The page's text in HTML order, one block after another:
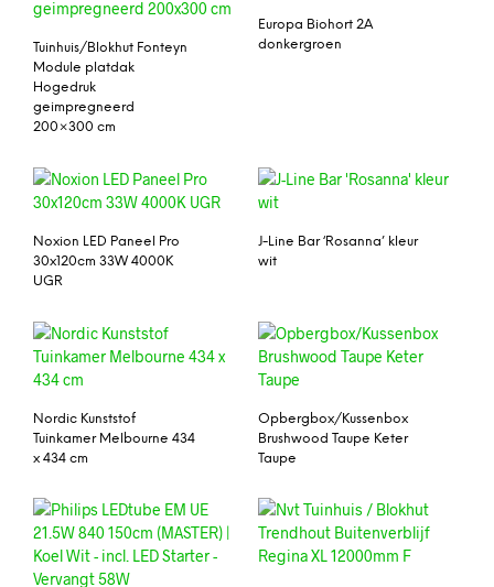
Tuinhuis/Blokhut Fonteyn
Module platdak
Hogedruk
geimpregneerd
200×300 cm
Europa Biohort 2A
donkergroen
Noxion LED Paneel Pro
30x120cm 33W 4000K
UGR
J-Line Bar ‘Rosanna’ kleur
wit
Nordic Kunststof
Tuinkamer Melbourne 434
x 434 cm
Opbergbox/Kussenbox
Brushwood Taupe Keter
Taupe